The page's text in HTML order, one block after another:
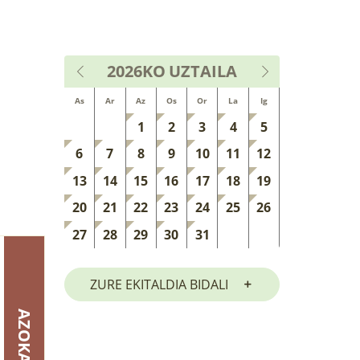
AZOKA
2026KO UZTAILA
As Ar Az Os Or La Ig
1 2 3 4
5
6
7 8 9 10 11
12
13
14 15 16 17 18
19
20
21 22 23 24 25
26
27
28 29 30 31
ZURE EKITALDIA BIDALI